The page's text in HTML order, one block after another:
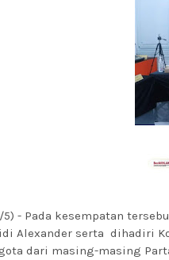
5) - Pada kesempatan
Alexander serta dihadiri
dari masing-masing